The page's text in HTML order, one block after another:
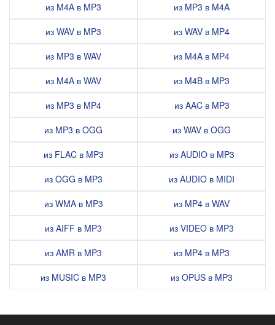
из M4A в MP3
из WAV в MP3
из MP3 в WAV
из M4A в WAV
из MP3 в MP4
из MP3 в OGG
из FLAC в MP3
из OGG в MP3
из WMA в MP3
из AIFF в MP3
из AMR в MP3
из MUSIC в MP3
из MP3 в M4A
из WAV в MP4
из M4A в MP4
из M4B в MP3
из AAC в MP3
из WAV в OGG
из AUDIO в MP3
из AUDIO в MIDI
из MP4 в WAV
из VIDEO в MP3
из MP4 в MP3
из OPUS в MP3